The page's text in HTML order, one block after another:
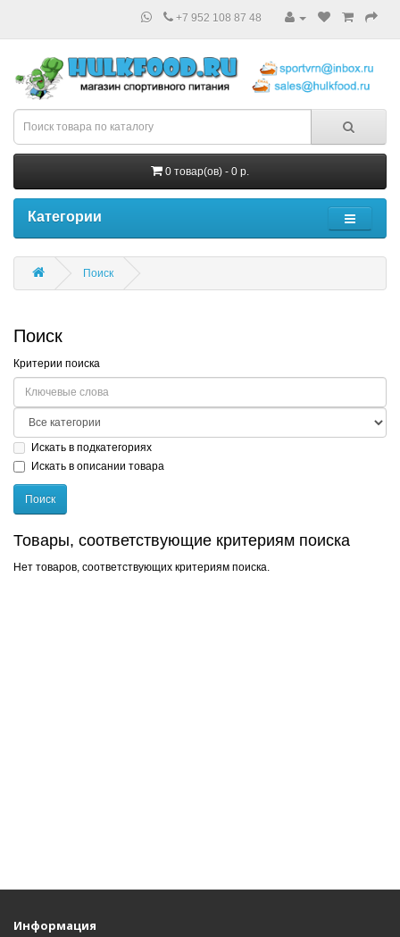
+7 952 108 87 48
0 товар(ов) - 0 р.
Категории
Поиск
Поиск
Критерии поиска
Искать в подкатегориях
Искать в описании товара
Товары, соответствующие критериям поиска
Нет товаров, соответствующих критериям поиска.
Информация